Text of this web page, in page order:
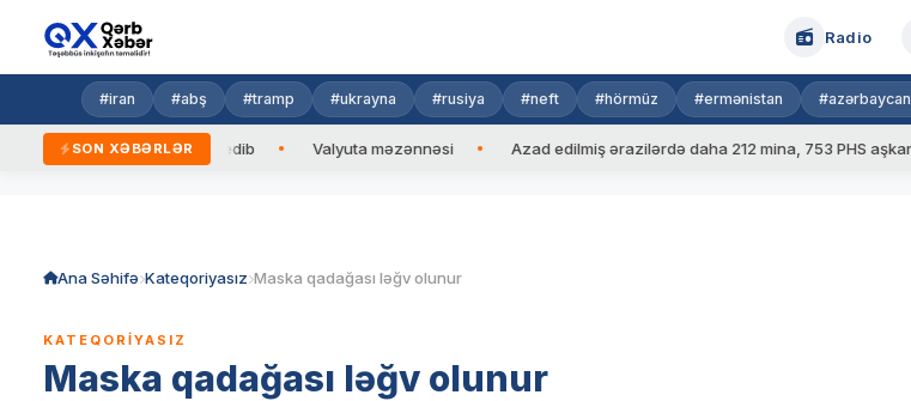
Radio
#iran #abş #tramp #ukrayna #rusiya #neft #hörmüz #ermənistan #azərbaycan
SON XƏBƏRLƏR
Prezidentinə zəng edib Valyuta məzənnəsi Azad edilmiş ərazilərdə daha 212 mina, 753 PHS aşkarlanıb
Ana Səhifə Kateqoriyasız Maska qadağası ləğv olunur
KATEQORIYASIZ
Maska qadağası ləğv olunur